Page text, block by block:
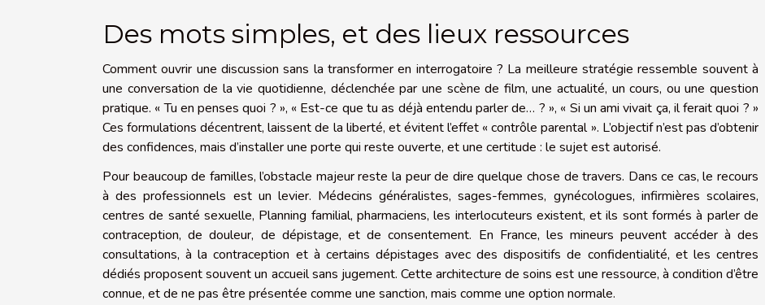
Des mots simples, et des lieux ressources
Comment ouvrir une discussion sans la transformer en interrogatoire ? La meilleure stratégie ressemble souvent à
une conversation de la vie quotidienne, déclenchée par une scène de film, une actualité, un cours, ou une question
pratique. « Tu en penses quoi ? », « Est-ce que tu as déjà entendu parler de… ? », « Si un ami vivait ça, il ferait quoi ? »
Ces formulations décentrent, laissent de la liberté, et évitent l’effet « contrôle parental ». L’objectif n’est pas d’obtenir
des confidences, mais d’installer une porte qui reste ouverte, et une certitude : le sujet est autorisé.
Pour beaucoup de familles, l’obstacle majeur reste la peur de dire quelque chose de travers. Dans ce cas, le recours
à des professionnels est un levier. Médecins généralistes, sages-femmes, gynécologues, infirmières scolaires,
centres de santé sexuelle, Planning familial, pharmaciens, les interlocuteurs existent, et ils sont formés à parler de
contraception, de douleur, de dépistage, et de consentement. En France, les mineurs peuvent accéder à des
consultations, à la contraception et à certains dépistages avec des dispositifs de confidentialité, et les centres
dédiés proposent souvent un accueil sans jugement. Cette architecture de soins est une ressource, à condition d’être
connue, et de ne pas être présentée comme une sanction, mais comme une option normale.